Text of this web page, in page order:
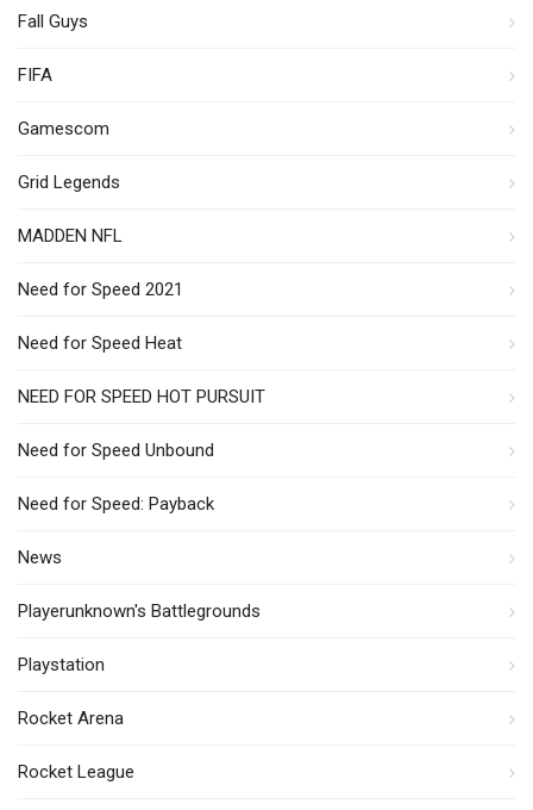
Fall Guys
FIFA
Gamescom
Grid Legends
MADDEN NFL
Need for Speed 2021
Need for Speed Heat
NEED FOR SPEED HOT PURSUIT
Need for Speed Unbound
Need for Speed: Payback
News
Playerunknown's Battlegrounds
Playstation
Rocket Arena
Rocket League